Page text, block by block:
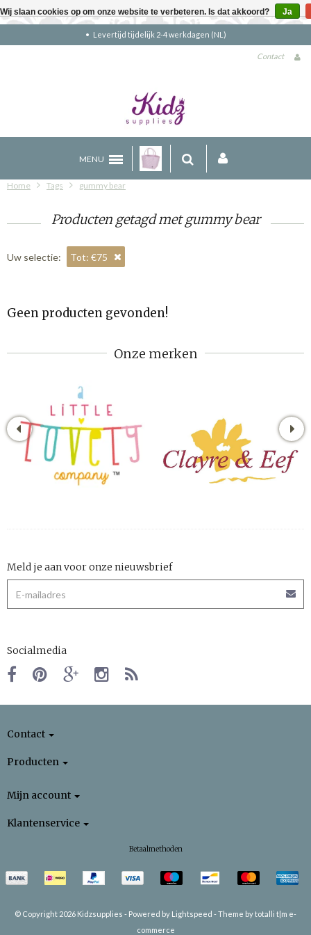
Levertijd tijdelijk 2-4 werkdagen (NL)
Contact
MENU
Home Tags gummy bear
Producten getagd met gummy bear
Uw selectie: Tot: €75
Geen producten gevonden!
Onze merken
Meld je aan voor onze nieuwsbrief
Socialmedia
Contact
Producten
Mijn account
Klantenservice
Betaalmethoden
© Copyright 2026 Kidzsupplies - Powered by Lightspeed -Theme by totalli t|m e-
commerce
Wij slaan cookies op om onze website te verbeteren. Is dat akkoord? Ja